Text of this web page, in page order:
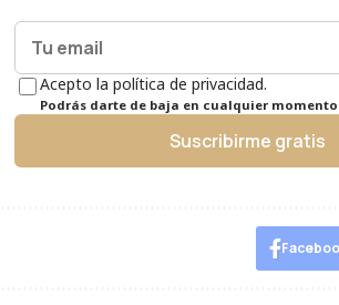
Acepto la política de privacidad.
Podrás darte de baja en cualquier momento.
Suscribirme gratis